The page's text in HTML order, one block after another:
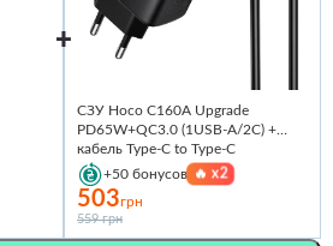
СЗУ Hoco C160A Upgrade
PD65W+QC3.0 (1USB-A/2C) +
кабель Type-C to Type-C
+50 бонусов 🔥x2
503грн
559 грн